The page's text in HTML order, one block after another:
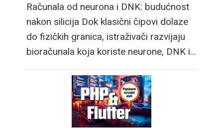
Računala od neurona i DNK: budućnost
nakon silicija Dok klasični čipovi dolaze
do fizičkih granica, istraživači razvijaju
bioračunala koja koriste neurone, DNK i…